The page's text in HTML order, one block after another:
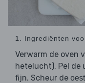
1. Ingrediënten
Verwarm de oven
hetelucht). Pel de
fijn. Scheur de